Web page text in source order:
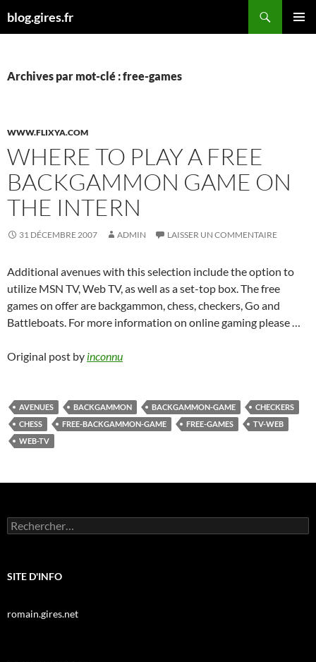
aublog.gires.fr
Archives par mot-clé : free-games
WWW.FLIXYA.COM
WHERE TO PLAY A FREE
BACKGAMMON GAME ON
THE INTERN
31 DÉCEMBRE 2007 ADMIN LAISSER UN COMMENTAIRE
Additional avenues with this selection include the option to
utilize MSN TV, Web TV, as well as a set-top box. The free
games on offer are backgammon, chess, checkers, Go and
Battleboats. For more information on online gaming please …
Original post by inconnu
AVENUES BACKGAMMON BACKGAMMON-GAME
CHECKERS
CHESS
FREE-BACKGAMMON-GAME FREE-GAMES
TV-WEB
WEB-TV
Rechercher :
SITE D'INFO
romain.gires.net